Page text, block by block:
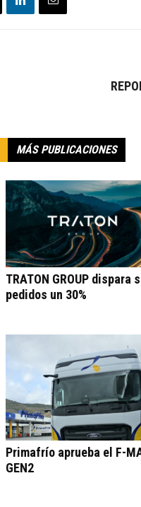
MÁS PUBLICACIONES
TRATON GROUP dispara
pedidos un 30%
Primafrío aprueba el F-
GEN2